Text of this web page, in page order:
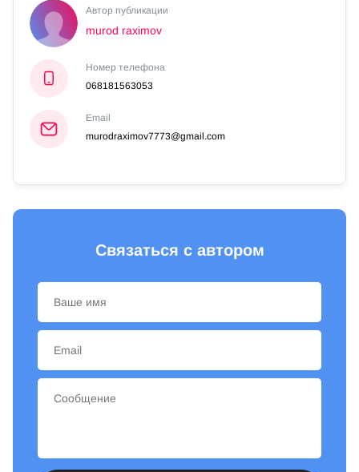
Автор публикации
murod raximov
Номер телефона
068181563053
Email
murodraximov7773@gmail.com
Связаться с автором